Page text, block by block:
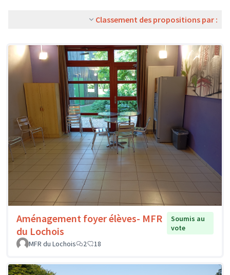
Classement des propositions par :
Aménagement foyer élèves- MFR
du Lochois
Soumis au
vote
MFR du Lochois
2 18